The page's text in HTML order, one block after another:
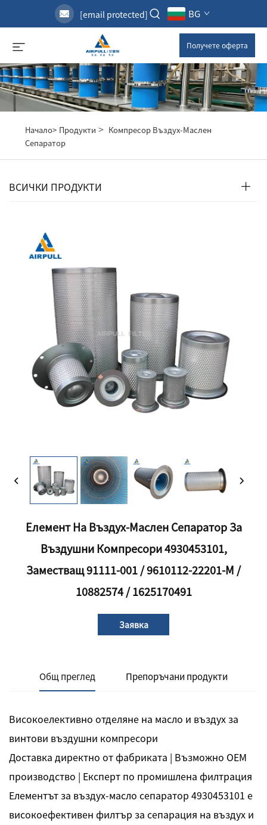
[email protected] BG
Получете оферта
Начало> Продукти > Компресор Въздух-Маслен
Сепаратор
ВСИЧКИ ПРОДУКТИ
Елемент На Въздух-Маслен Сепаратор За
Въздушни Компресори 4930453101,
Заместващ 91111-001 / 9610112-22201-M /
10882574 / 1625170491
Заявка
Общ преглед Препоръчани продукти
Високоелективно отделяне на масло и въздух за
винтови въздушни компресори
Доставка директно от фабриката | Възможно OEM
производство | Експерт по промишлена филтрация
Елементът за въздух-масло сепаратор 4930453101 е
високоефективен филтър за сепарация на въздух и